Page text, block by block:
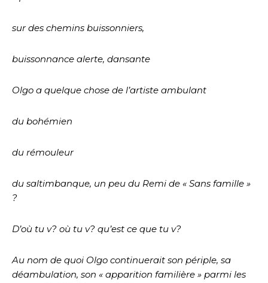
sur des chemins buissonniers,
buissonnance alerte, dansante
Olgo a quelque chose de l’artiste ambulant
du bohémien
du rémouleur
du saltimbanque, un peu du Remi de « Sans famille »
?
D’où tu v? où tu v? qu’est ce que tu v?
Au nom de quoi Olgo continuerait son périple, sa
déambulation, son « apparition familière » parmi les